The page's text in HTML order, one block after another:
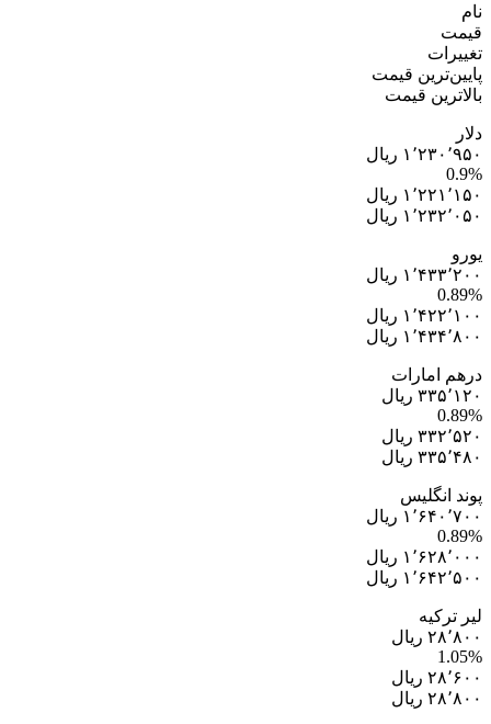
نام
قیمت
تغییرات
پایین‌ترین قیمت
بالاترین قیمت
دلار
۱٬۲۳۰٬۹۵۰ ریال
0.9%
۱٬۲۲۱٬۱۵۰ ریال
۱٬۲۳۲٬۰۵۰ ریال
یورو
۱٬۴۳۳٬۲۰۰ ریال
0.89%
۱٬۴۲۲٬۱۰۰ ریال
۱٬۴۳۴٬۸۰۰ ریال
درهم امارات
۳۳۵٬۱۲۰ ریال
0.89%
۳۳۲٬۵۲۰ ریال
۳۳۵٬۴۸۰ ریال
پوند انگلیس
۱٬۶۴۰٬۷۰۰ ریال
0.89%
۱٬۶۲۸٬۰۰۰ ریال
۱٬۶۴۲٬۵۰۰ ریال
لیر ترکیه
۲۸٬۸۰۰ ریال
1.05%
۲۸٬۶۰۰ ریال
۲۸٬۸۰۰ ریال